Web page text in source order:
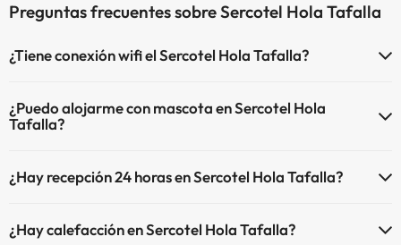
Preguntas frecuentes sobre Sercotel Hola Tafalla
¿Tiene conexión wifi el Sercotel Hola Tafalla?
¿Puedo alojarme con mascota en Sercotel Hola
Tafalla?
pago directo en hotel). Consulta las condiciones.
¿Hay recepción 24 horas en Sercotel Hola Tafalla?
¿Hay calefacción en Sercotel Hola Tafalla?